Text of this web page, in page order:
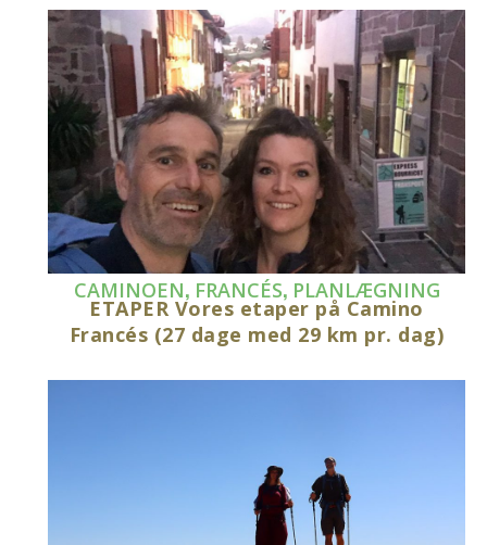
CAMINOEN, FRANCÉS, PLANLÆGNING
ETAPER Vores etaper på Camino
Francés (27 dage med 29 km pr. dag)